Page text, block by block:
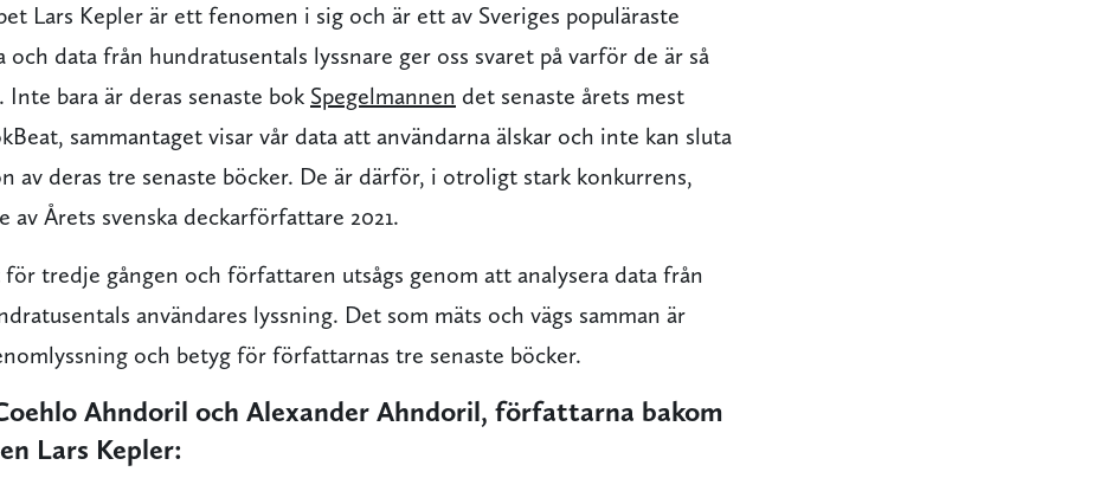
Lars Kepler är ett fenomen i sig och är ett av Sveriges populäraste
data från hundratusentals lyssnare ger oss svaret på varför de är så
Inte bara är deras senaste bok Spegelmannen det senaste årets mest
sammantaget visar vår data att användarna älskar och inte kan sluta
av deras tre senaste böcker. De är därför, i otroligt stark konkurrens,
av Årets svenska deckarförfattare 2021.
för tredje gången och författaren utsågs genom att analysera data från
användares lyssning. Det som mäts och vägs samman är
och betyg för författarnas tre senaste böcker.
Ahndoril och Alexander Ahndoril, författarna bakom
Lars Kepler: